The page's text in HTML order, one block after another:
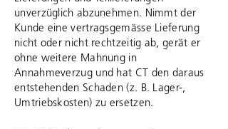
unverzüglich abzunehmen. Nimmt der
Kunde eine vertragsgemässe Lieferung
nicht oder nicht rechtzeitig ab, gerät er
ohne weitere Mahnung in
Annahmeverzug und hat CT den daraus
entstehenden Schaden (z. B. Lager-,
Umtriebskosten) zu ersetzen.